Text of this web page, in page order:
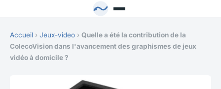
Accueil › Jeux-video › Quelle a été la contribution de la
ColecoVision dans l'avancement des graphismes de jeux
vidéo à domicile ?